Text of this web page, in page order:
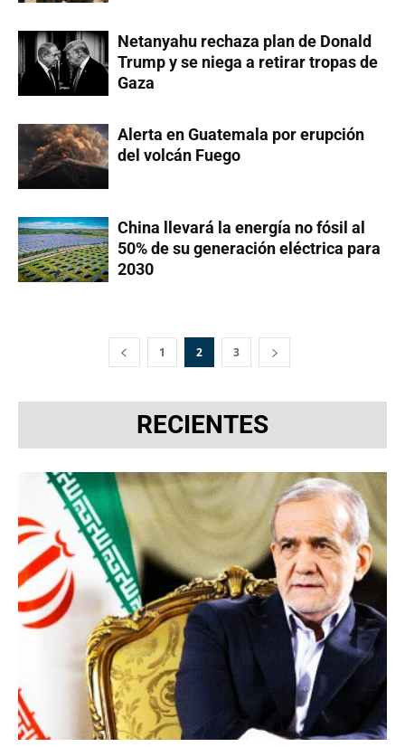
Netanyahu rechaza plan de Donald
Trump y se niega a retirar tropas de
Gaza
Alerta en Guatemala por erupción
del volcán Fuego
China llevará la energía no fósil al
50% de su generación eléctrica para
2030
1 2 3
RECIENTES